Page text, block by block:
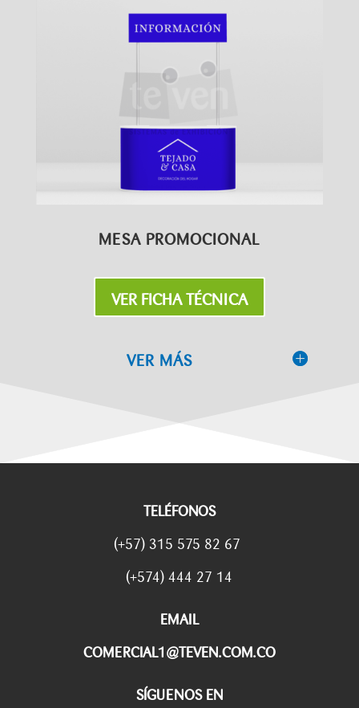
MESA PROMOCIONAL
VER FICHA TÉCNICA
VER MÁS
TELÉFONOS
(+57) 315 575 82 67
(+574) 444 27 14
EMAIL
COMERCIAL1@TEVEN.COM.CO
SÍGUENOS EN